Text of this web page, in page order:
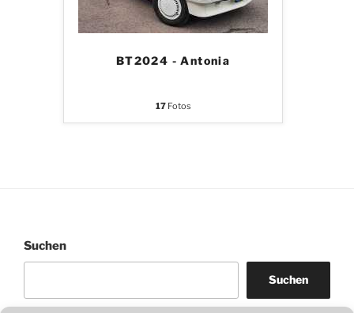
BT2024 - Antonia
17Fotos
Suchen
Suchen